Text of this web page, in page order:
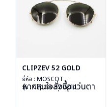
CLIPZEV 52 GOLD
ยี่ห้อ : MOSCOT
รุ่น : Clipzev 52 Gold
หากสนใจสั่งชื้อแว่นตา
Moscot รุ่นอื่นนอก